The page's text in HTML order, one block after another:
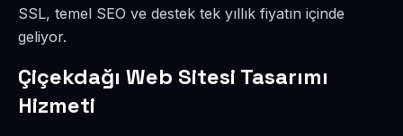
SSL, temel SEO ve destek tek yıllık fiyatın içinde
geliyor.
Çiçekdağı Web Sitesi Tasarımı
Hizmeti